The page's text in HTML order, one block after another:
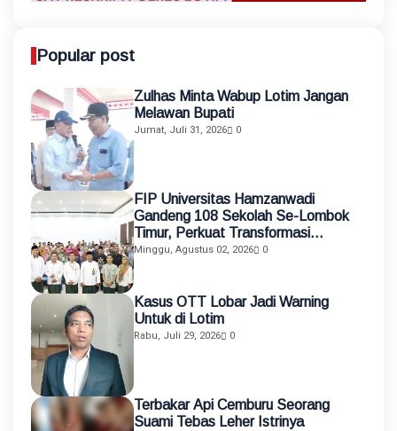
Popular post
Zulhas Minta Wabup Lotim Jangan
Melawan Bupati
Jumat, Juli 31, 2026 0
FIP Universitas Hamzanwadi
Gandeng 108 Sekolah Se-Lombok
Timur, Perkuat Transformasi
Pendidikan melalui Asistensi
Minggu, Agustus 02, 2026 0
Kasus OTT Lobar Jadi Warning
Untuk di Lotim
Rabu, Juli 29, 2026 0
Terbakar Api Cemburu Seorang
Suami Tebas Leher Istrinya